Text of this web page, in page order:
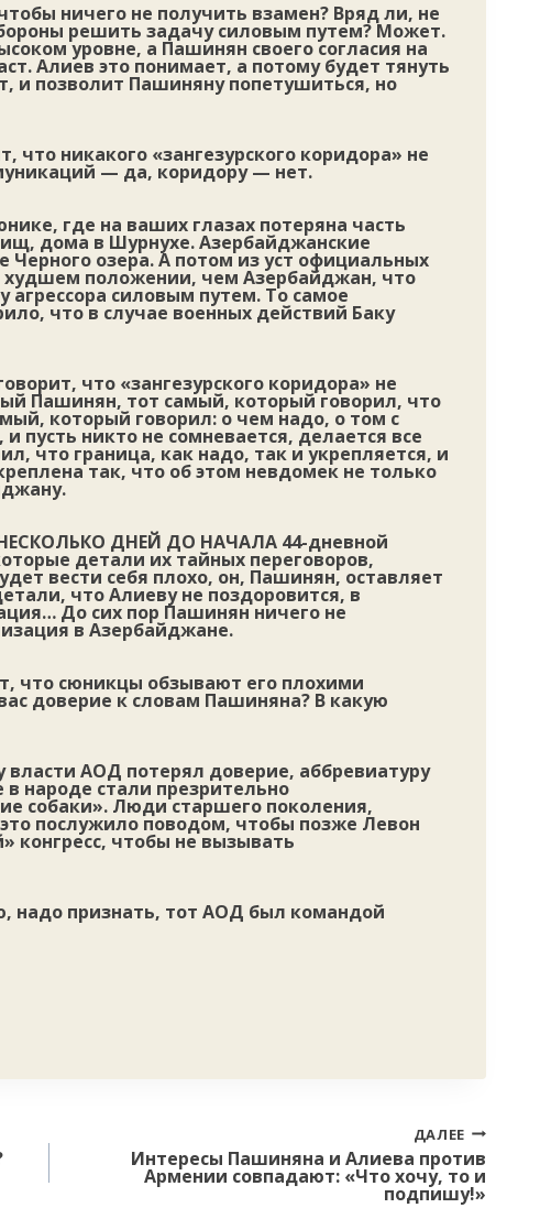
ничего не получить взамен? Вряд ли, не
решить задачу силовым путем? Может.
уровне, а Пашинян своего согласия на
Алиев это понимает, а потому будет тянуть
и позволит Пашиняну попетушиться, но
никакого «зангезурского коридора» не
— да, коридору — нет.
где на ваших глазах потеряна часть
дома в Шурнухе. Азербайджанские
озера. А потом из уст официальных
положении, чем Азербайджан, что
силовым путем. То самое
что в случае военных действий Баку
что «зангезурского коридора» не
Пашинян, тот самый, который говорил, что
который говорил: о чем надо, о том с
пусть никто не сомневается, делается все
что граница, как надо, так и укрепляется, и
так, что об этом невдомек не только
ДНЕЙ ДО НАЧАЛА 44-дневной
детали их тайных переговоров,
вести себя плохо, он, Пашинян, оставляет
что Алиеву не поздоровится, в
До сих пор Пашинян ничего не
в Азербайджане.
что сюникцы обзывают его плохими
доверие к словам Пашиняна? В какую
власти АОД потерял доверие, аббревиатуру
народе стали презрительно
собаки». Люди старшего поколения,
послужило поводом, чтобы позже Левон
конгресс, чтобы не вызывать
надо признать, тот АОД был командой
ДАЛЕЕ
Интересы Пашиняна и Алиева против
Армении совпадают: «Что хочу, то и
подпишу!»